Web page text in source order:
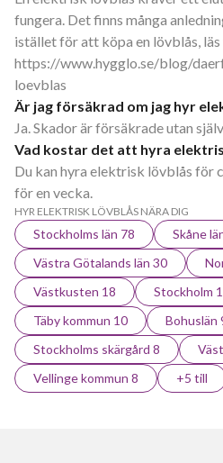
fungera. Det finns många
istället för att köpa en lövblås,
https://www.hygglo.se/blog/
loevblas
Är jag försäkrad om jag hyr
Ja. Skador är försäkrade utan
Vad kostar det att hyra
Du kan hyra elektrisk lövblås för
för en vecka.
HYR ELEKTRISK LÖVBLÅS NÄRA DIG
Stockholms län 78
Skåne
Västra Götalands län 30
Västkusten 18
Stockholm
Täby kommun 10
Bohuslän
Stockholms skärgård 8
Vellinge kommun 8
+5 till